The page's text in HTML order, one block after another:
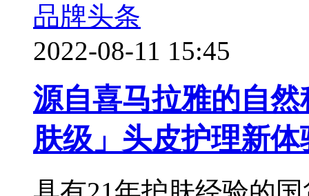
品牌头条
2022-08-11 15:45
源自喜马拉雅的自
肤级」头皮护理新体